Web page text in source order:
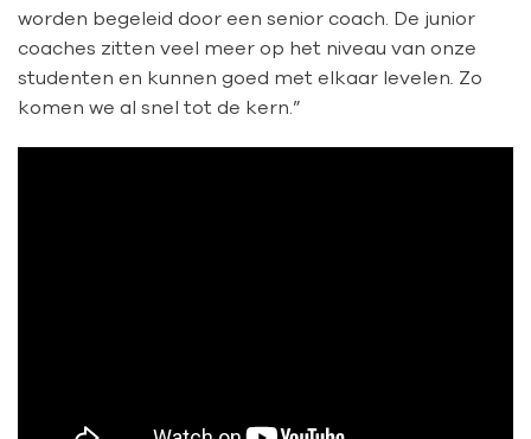
worden begeleid door een senior coach. De junior
coaches zitten veel meer op het niveau van onze
studenten en kunnen goed met elkaar levelen Zo
komen we al snel tot de kern.”